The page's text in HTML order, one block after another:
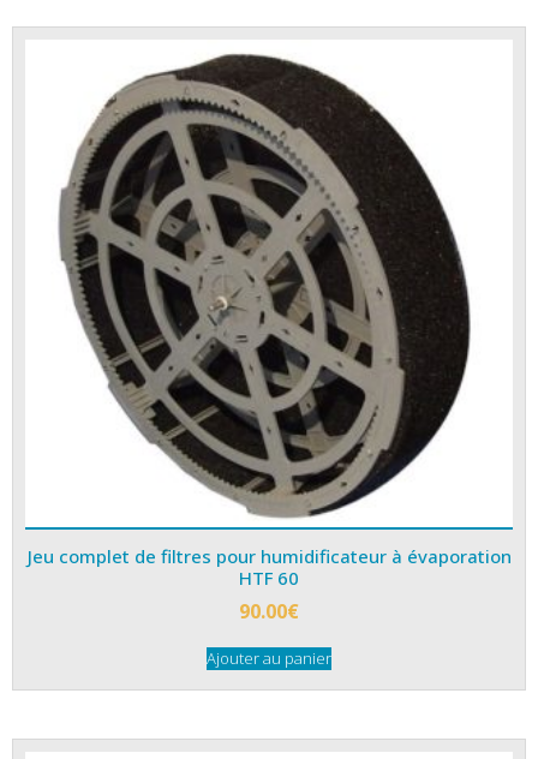
Jeu complet de filtres pour humidificateur à évaporation
HTF 60
90.00€
Ajouter au panier